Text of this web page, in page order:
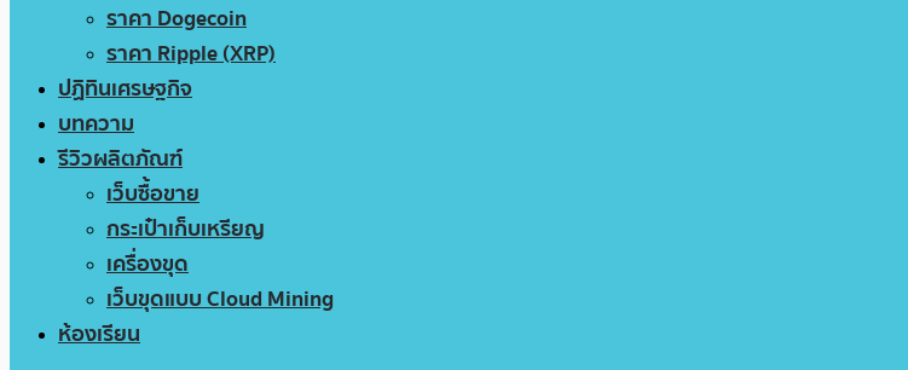
ราคา Dogecoin
ราคา Ripple (XRP)
ปฏิทินเศรษฐกิจ
บทความ
รีวิวผลิตภัณฑ์
เว็บซื้อขาย
กระเป๋าเก็บเหรียญ
เครื่องขุด
เว็บขุดแบบ Cloud Mining
ห้องเรียน